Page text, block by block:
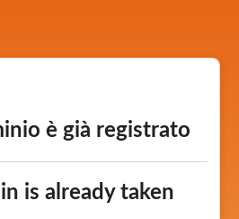
è già registrato
is already taken